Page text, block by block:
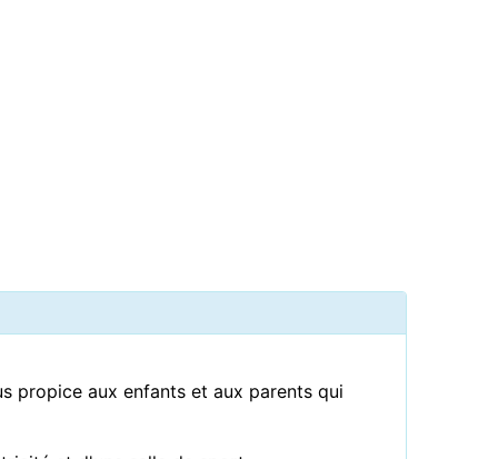
propice aux enfants et aux parents qui